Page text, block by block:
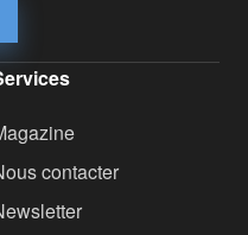
contacter